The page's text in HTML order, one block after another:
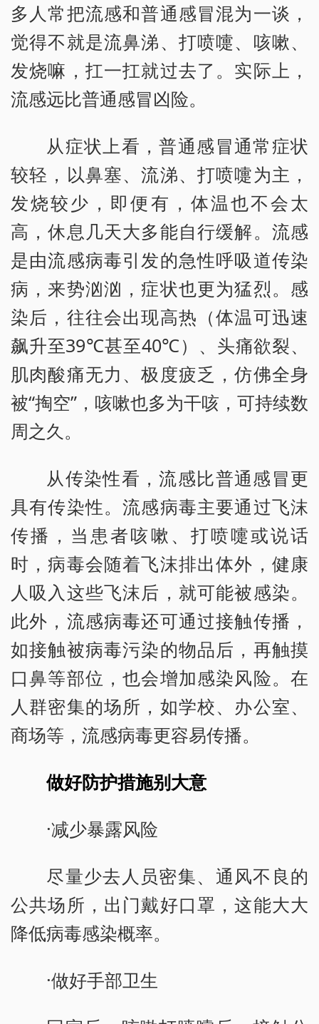
多人常把流感和普通感冒混为一谈，
觉得不就是流鼻涕、打喷嚏、咳嗽、
发烧嘛，扛一扛就过去了。实际上，
流感远比普通感冒凶险。
从症状上看，普通感冒通常症状
较轻，以鼻塞、流涕、打喷嚏为主，
发烧较少，即便有，体温也不会太
高，休息几天大多能自行缓解。流感
是由流感病毒引发的急性呼吸道传染
病，来势汹汹，症状也更为猛烈。感
染后，往往会出现高热（体温可迅速
飙升至39℃甚至40℃）、头痛欲裂、
肌肉酸痛无力、极度疲乏，仿佛全身
被“掏空”，咳嗽也多为干咳，可持续数
周之久。
从传染性看，流感比普通感冒更
具有传染性。流感病毒主要通过飞沫
传播，当患者咳嗽、打喷嚏或说话
时，病毒会随着飞沫排出体外，健康
人吸入这些飞沫后，就可能被感染。
此外，流感病毒还可通过接触传播，
如接触被病毒污染的物品后，再触摸
口鼻等部位，也会增加感染风险。在
人群密集的场所，如学校、办公室、
商场等，流感病毒更容易传播。
做好防护措施别大意
·减少暴露风险
尽量少去人员密集、通风不良的
公共场所，出门戴好口罩，这能大大
降低病毒感染概率。
·做好手部卫生